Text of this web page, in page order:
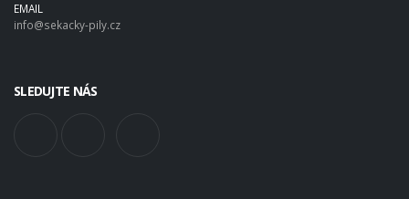
EMAIL
info@sekacky-pily.cz
SLEDUJTE NÁS